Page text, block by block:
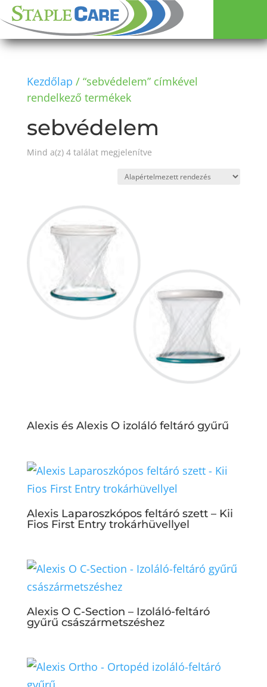
Kezdőlap / “sebvédelem” címkével
rendelkező termékek
sebvédelem
Mind a(z) 4 találat megjelenítve
Alexis és Alexis O izoláló feltáró gyűrű
Alexis Laparoszkópos feltáró szett – Kii
Fios First Entry trokárhüvellyel
Alexis O C-Section – Izoláló-feltáró
gyűrű császármetszéshez